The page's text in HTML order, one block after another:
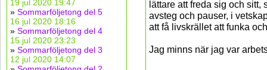
lättare att freda sig och sitt,
avsteg och pauser, i
att få livskrället att funka
Jag minns när jag var
19 jul 2020 19:47
» Sommarföljetong del 5
16 jul 2020 18:16
» Sommarföljetong del 4
15 jul 2020 23:23
» Sommarföljetong del 3
12 jul 2020 14:07